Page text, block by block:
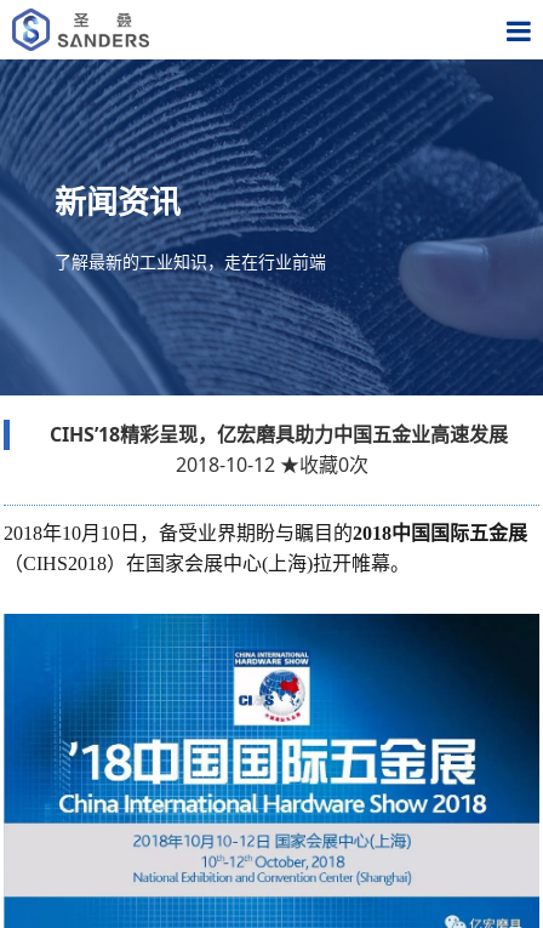
新闻资讯
了解最新的工业知识，走在行业前端
CIHS’18精彩呈现，亿宏磨具助力中国五金业高速发展
2018-10-12 ★收藏0次
2018年10月10日，备受业界期盼与瞩目的2018中国国际五金展
（CIHS2018）在国家会展中心(上海)拉开帷幕。